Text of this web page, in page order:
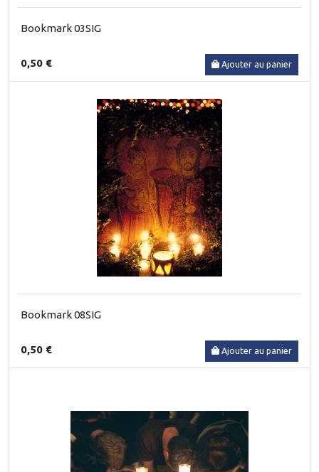
Bookmark 03SIG
0,50 € Ajouter au panier
Bookmark 08SIG
0,50 € Ajouter au panier